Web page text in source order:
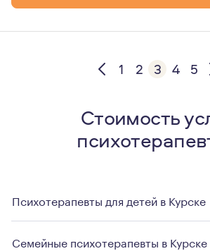
Гештальт-терапия позволяет
Я с удовольствием помогу вам в
1 2 3 4 5
Стоимость
Психотерапевты для детей в Курске
Семейные психотерапевты в Курске